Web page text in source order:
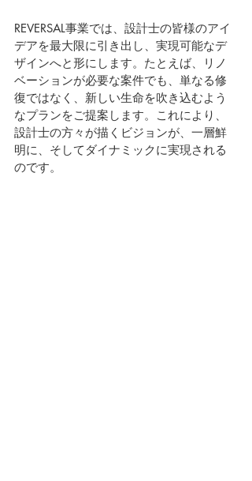
REVERSAL事業では、設計士の皆様のアイ
デアを最大限に引き出し、実現可能なデ
ザインへと形にします。たとえば、リノ
ベーションが必要な案件でも、単なる修
復ではなく、新しい生命を吹き込むよう
なプランをご提案します。これにより、
設計士の方々が描くビジョンが、一層鮮
明に、そしてダイナミックに実現される
のです。